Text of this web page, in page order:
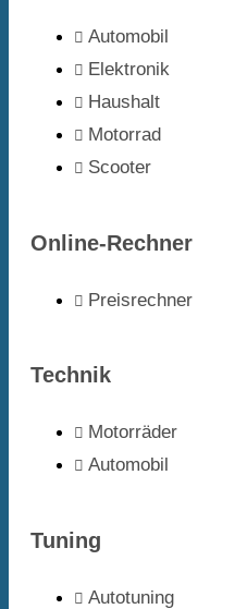
Automobil
Elektronik
Haushalt
Motorrad
Scooter
Online-Rechner
Preisrechner
Technik
Motorräder
Automobil
Tuning
Autotuning